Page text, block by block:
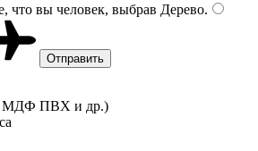
что вы человек, выбрав Дерево.
МДФ ПВХ и др.)